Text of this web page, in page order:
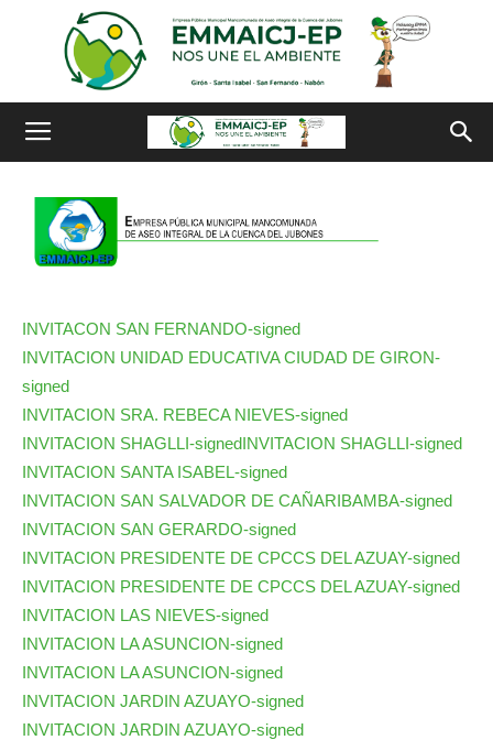
INVITACON SAN FERNANDO-signed
INVITACION UNIDAD EDUCATIVA CIUDAD DE GIRON-
signed
INVITACION SRA. REBECA NIEVES-signed
INVITACION SHAGLLI-signedINVITACION SHAGLLI-signed
INVITACION SANTA ISABEL-signed
INVITACION SAN SALVADOR DE CAÑARIBAMBA-signed
INVITACION SAN GERARDO-signed
INVITACION PRESIDENTE DE CPCCS DEL AZUAY-signed
INVITACION PRESIDENTE DE CPCCS DEL AZUAY-signed
INVITACION LAS NIEVES-signed
INVITACION LA ASUNCION-signed
INVITACION LA ASUNCION-signed
INVITACION JARDIN AZUAYO-signed
INVITACION JARDIN AZUAYO-signed